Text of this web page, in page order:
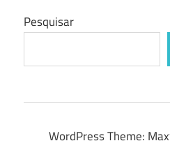
Pesquisar
WordPress Theme: